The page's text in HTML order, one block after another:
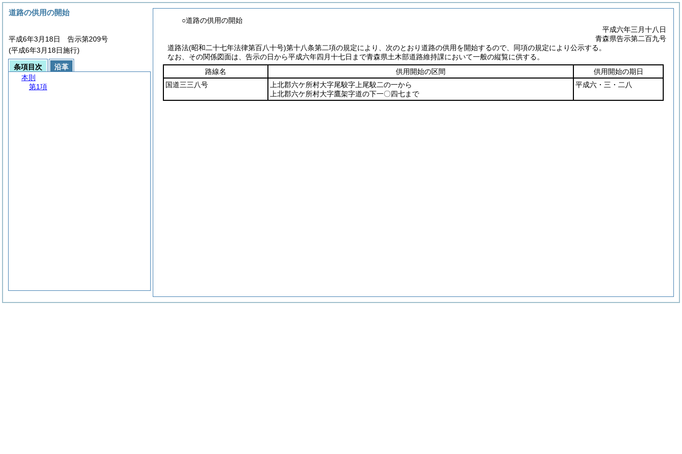
○道路の供用の開始
平成六年三月十八日
青森県告示第二百九号
道路法(昭和二十七年法律第百八十号)第十八条第二項の規定により、次のとおり道路の供用を開始するので、同項の規定により公示する。
なお、その関係図面は、告示の日から平成六年四月十七日まで青森県土木部道路維持課において一般の縦覧に供する。
路線名
供用開始の区間
供用開始の期日
国道三三八号
上北郡六ケ所村大字尾駮字上尾駮二の一から
上北郡六ケ所村大字鷹架字道の下一〇四七まで
平成六・三・二八
道路の供用の開始
平成6年3月18日 告示第209号
(平成6年3月18日施行)
条項目次
沿革
本則
第1項